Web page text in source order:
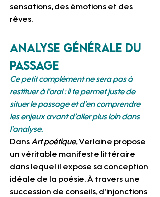
sensations, des émotions et des
rêves.
Analyse générale du
passage
Ce petit complément ne sera pas à
restituer à l’oral : il te permet juste de
situer le passage et d’en comprendre
les enjeux avant d’aller plus loin dans
l’analyse.
Dans Art poétique, Verlaine propose
un véritable manifeste littéraire
dans lequel il expose sa conception
idéale de la poésie. À travers une
succession de conseils, d'injonctions